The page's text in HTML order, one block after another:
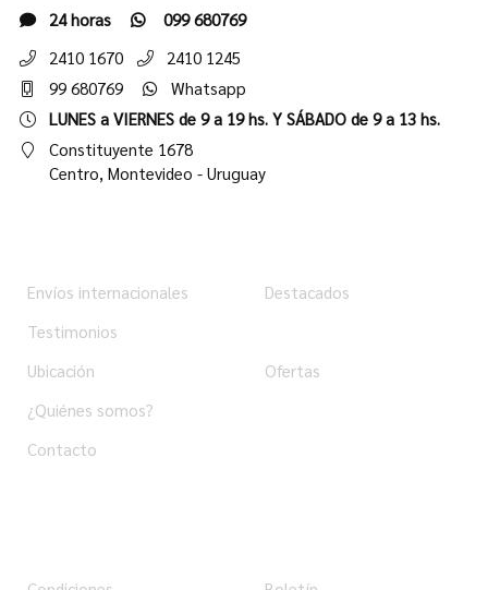
24 horas
099 680769
2410 1670
2410 1245
99 680769
Whatsapp
LUNES a VIERNES de 9 a 19 hs. Y SÁBADO de 9 a 13 hs.
Constituyente 1678
Centro, Montevideo - Uruguay
Envíos internacionales
Testimonios
Ubicación
¿Quiénes somos?
Contacto
Destacados
Ofertas